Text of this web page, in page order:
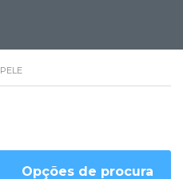
PELE
Opções de procura